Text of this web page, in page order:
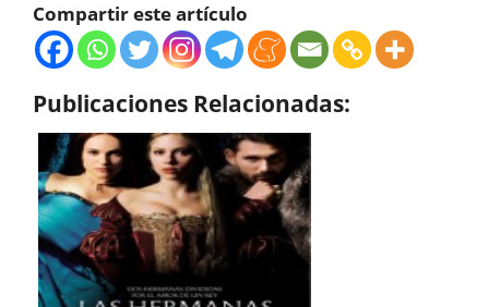
Compartir este artículo
Publicaciones Relacionadas: